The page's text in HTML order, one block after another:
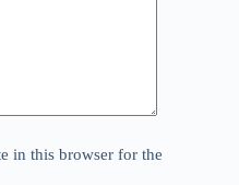
in this browser for the